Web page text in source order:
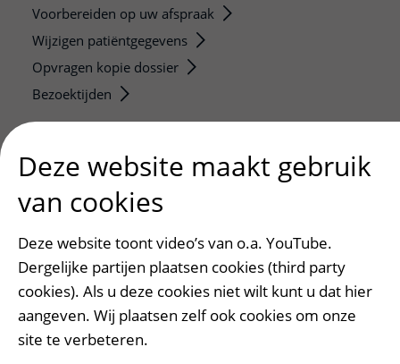
Voorbereiden op uw afspraak
Wijzigen patiëntgegevens
Opvragen kopie dossier
Bezoektijden
Onze opleidingen
De Nieuwe Utrechtse School
Research
Strategic programs
Research groups
Researchers
Deze website maakt gebruik
van cookies
Deze website toont video’s van o.a. YouTube.
Dergelijke partijen plaatsen cookies (third party
cookies). Als u deze cookies niet wilt kunt u dat hier
aangeven. Wij plaatsen zelf ook cookies om onze
site te verbeteren.